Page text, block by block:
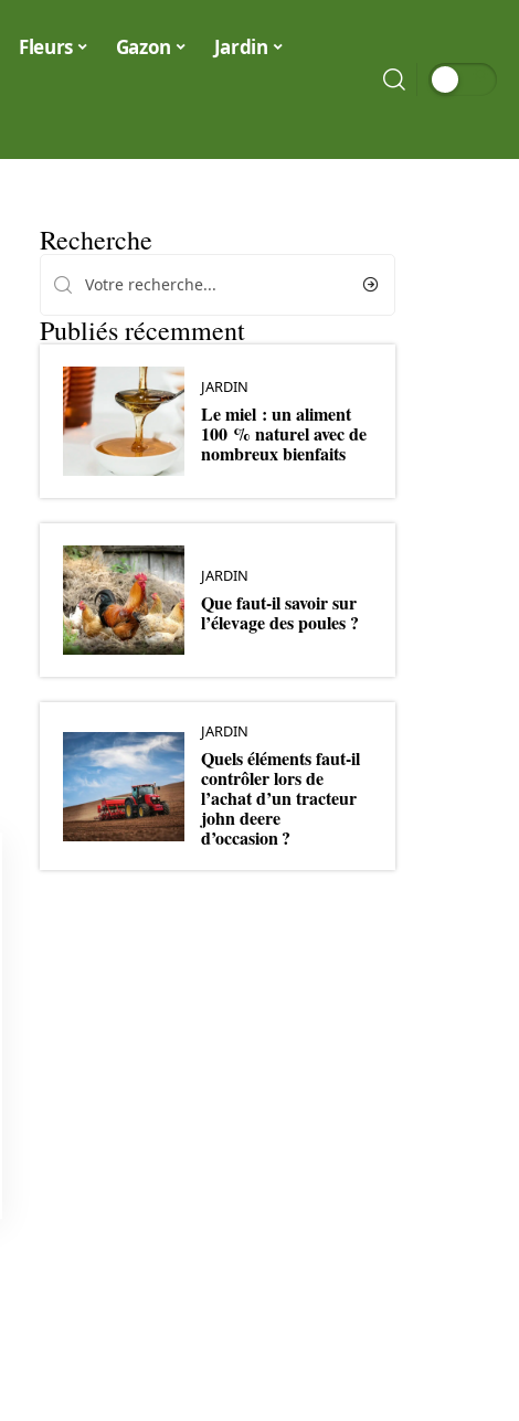
Fleurs Gazon Jardin
Recherche
Publiés récemment
JARDIN
Le miel : un aliment
100 % naturel avec de
nombreux bienfaits
JARDIN
Que faut-il savoir sur
l’élevage des poules ?
JARDIN
Quels éléments faut-il
contrôler lors de
l’achat d’un tracteur
john deere
d’occasion ?